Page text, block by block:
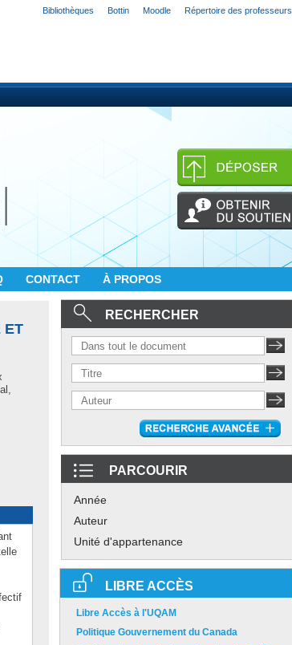
Bibliothèques Bottin Moodle Répertoire des professeurs
CONTACT À PROPOS
ET
RECHERCHER
PARCOURIR
Année
Auteur
Unité d'appartenance
LIBRE ACCÈS
Libre Accès à l'UQAM
Politique Gouvernement du Canada